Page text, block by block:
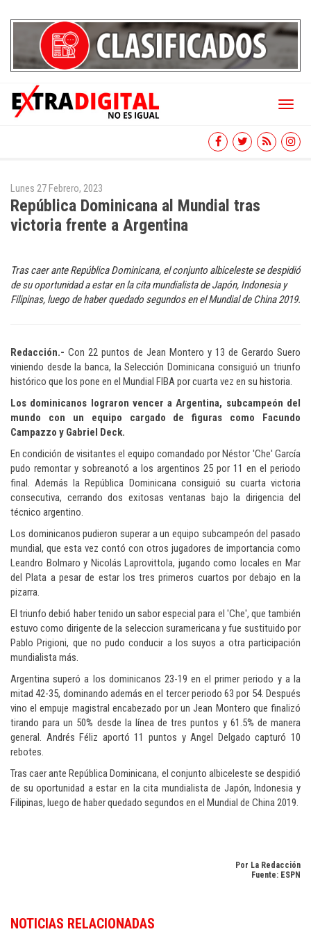
Toggle
Lunes 27 Febrero, 2023
República Dominicana al Mundial tras
victoria frente a Argentina
Tras caer ante República Dominicana, el conjunto albiceleste se despidió
de su oportunidad a estar en la cita mundialista de Japón, Indonesia y
Filipinas, luego de haber quedado segundos en el Mundial de China 2019.
Redacción.- Con 22 puntos de Jean Montero y 13 de Gerardo Suero
viniendo desde la banca, la Selección Dominicana consiguió un triunfo
histórico que los pone en el Mundial FIBA por cuarta vez en su historia.
Los dominicanos lograron vencer a Argentina, subcampeón del
mundo con un equipo cargado de figuras como Facundo
Campazzo y Gabriel Deck.
En condición de visitantes el equipo comandado por Néstor 'Che' García
pudo remontar y sobreanotó a los argentinos 25 por 11 en el periodo
final. Además la República Dominicana consiguió su cuarta victoria
consecutiva, cerrando dos exitosas ventanas bajo la dirigencia del
técnico argentino.
Los dominicanos pudieron superar a un equipo subcampeón del pasado
mundial, que esta vez contó con otros jugadores de importancia como
Leandro Bolmaro y Nicolás Laprovittola, jugando como locales en Mar
del Plata a pesar de estar los tres primeros cuartos por debajo en la
pizarra.
El triunfo debió haber tenido un sabor especial para el 'Che', que también
estuvo como dirigente de la seleccion suramericana y fue sustituido por
Pablo Prigioni, que no pudo conducir a los suyos a otra participación
mundialista más.
Argentina superó a los dominicanos 23-19 en el primer periodo y a la
mitad 42-35, dominando además en el tercer periodo 63 por 54. Después
vino el empuje magistral encabezado por un Jean Montero que finalizó
tirando para un 50% desde la línea de tres puntos y 61.5% de manera
general. Andrés Féliz aportó 11 puntos y Angel Delgado capturó 10
rebotes.
Tras caer ante República Dominicana, el conjunto albiceleste se despidió
de su oportunidad a estar en la cita mundialista de Japón, Indonesia y
Filipinas, luego de haber quedado segundos en el Mundial de China 2019.
Por La Redacción
Fuente: ESPN
English.
NOTICIAS RELACIONADAS